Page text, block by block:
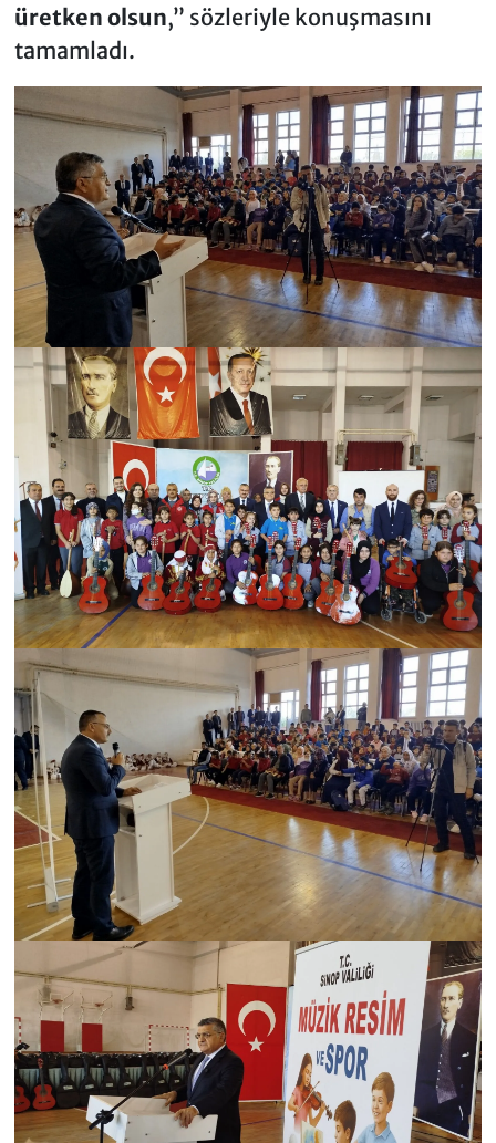
üretken olsun,” sözleriyle konuşmasını
tamamladı.